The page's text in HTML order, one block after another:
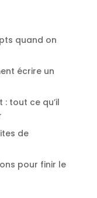
quand on
écrire un
tout ce qu’il
de
pour finir le